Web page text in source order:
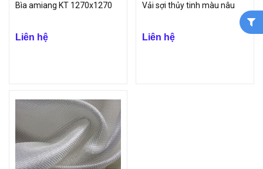
Bìa amiang KT 1270x1270
Liên hệ
Vải sợi thủy tinh màu nâu
Liên hệ